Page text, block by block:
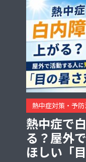
熱中症対策・予
熱中症で
る？屋外
ほしい「